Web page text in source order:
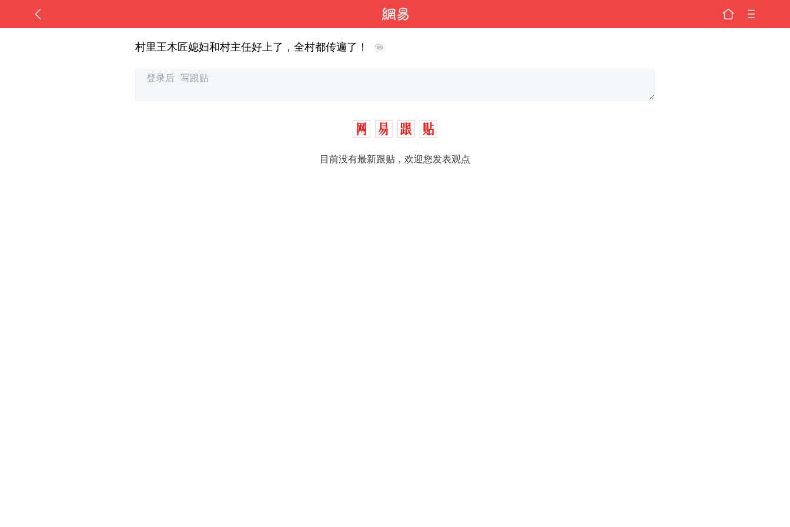
村里王木匠媳妇和村主任好上了，全村都传遍了！
目前没有最新跟贴，欢迎您发表观点